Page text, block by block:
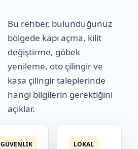
Bu rehber, bulunduğunuz
bölgede kapı açma, kilit
değiştirme, göbek
yenileme, oto çilingir ve
kasa çilingir taleplerinde
hangi bilgilerin gerektiğini
açıklar.
GÜVENLIK LOKAL